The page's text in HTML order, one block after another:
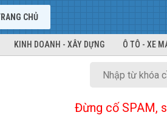
CHỦ
KINH DOANH - XÂY DỰNG Ô TÔ - XE
Đừng cố SPAM,